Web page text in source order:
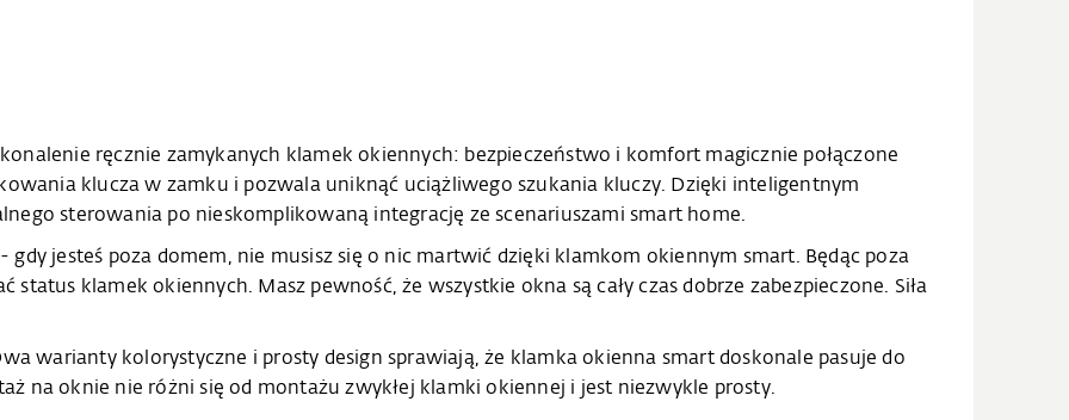
ręcznie zamykanych klamek okiennych: bezpieczeństwo i komfort magicznie połączone
klucza w zamku i pozwala uniknąć uciążliwego szukania kluczy. Dzięki inteligentnym
sterowania po nieskomplikowaną integrację ze scenariuszami smart home.
jesteś poza domem, nie musisz się o nic martwić dzięki klamkom okiennym smart. Będąc poza
klamek okiennych. Masz pewność, że wszystkie okna są cały czas dobrze zabezpieczone. Siła
warianty kolorystyczne i prosty design sprawiają, że klamka okienna smart doskonale pasuje do
na oknie nie różni się od montażu zwykłej klamki okiennej i jest niezwykle prosty.